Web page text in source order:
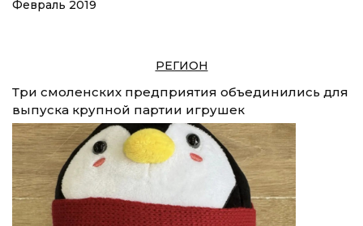
Февраль 2019
РЕГИОН
Три смоленских предприятия объединились для
выпуска крупной партии игрушек